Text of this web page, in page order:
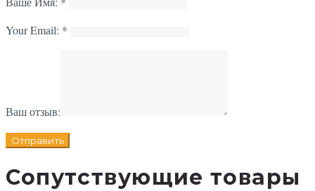
Your Email: *
Ваш отзыв:
Сопутствующие товары